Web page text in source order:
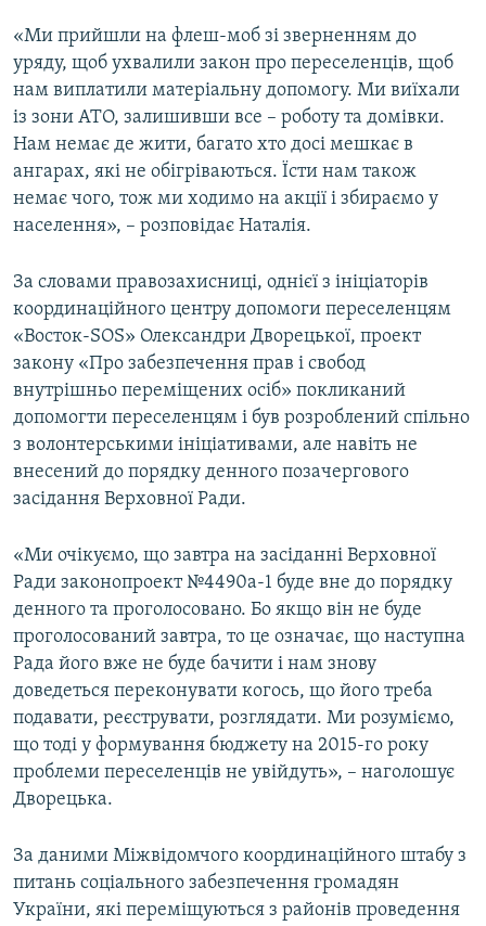
«Ми прийшли на флеш-моб зі зверненням до
уряду, щоб ухвалили закон про переселенців, щоб
нам виплатили матеріальну допомогу. Ми виїхали
із зони АТО, залишивши все – роботу та домівки.
Нам немає де жити, багато хто досі мешкає в
ангарах, які не обігріваються. Їсти нам також
немає чого, тож ми ходимо на акції і збираємо у
населення», – розповідає Наталія.
За словами правозахисниці, однієї з ініціаторів
координаційного центру допомоги переселенцям
«Восток-SOS» Олександри Дворецької, проект
закону «Про забезпечення прав і свобод
внутрішньо переміщених осіб» покликаний
допомогти переселенцям і був розроблений спільно
з волонтерськими ініціативами, але навіть не
внесений до порядку денного позачергового
засідання Верховної Ради.
«Ми очікуємо, що завтра на засіданні Верховної
Ради законопроект №4490а-1 буде вне до порядку
денного та проголосовано. Бо якщо він не буде
проголосований завтра, то це означає, що наступна
Рада його вже не буде бачити і нам знову
доведеться переконувати когось, що його треба
подавати, реєструвати, розглядати. Ми розуміємо,
що тоді у формування бюджету на 2015-го року
проблеми переселенців не увійдуть», – наголошує
Дворецька.
За даними Міжвідомчого координаційного штабу з
питань соціального забезпечення громадян
України, які переміщуються з районів проведення